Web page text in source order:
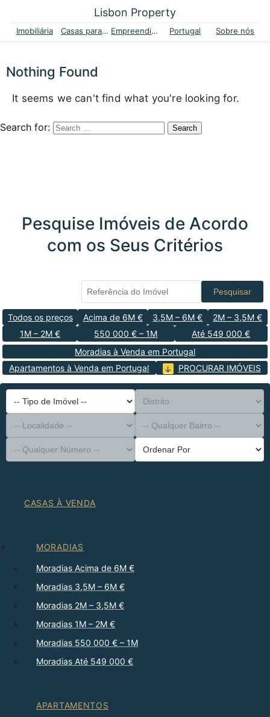
Lisbon Property
Imobiliária Casas para venda Empreendimentos Portugal Sobre nós
Nothing Found
It seems we can't find what you're looking for.
Search for:
Pesquise Imóveis de Acordo
com os Seus Critérios
Pesquisar
Todos os preços Acima de 6M € 3,5M – 6M €
2M – 3,5M €
1M – 2M €
550 000 € – 1M
Até 549 000 €
Moradias à Venda em Portugal
Apartamentos à Venda em Portugal
PROCURAR IMÓVEIS
-- Tipo de Imóvel --
Distrito
-- Localidade --
-- Qualquer Bairro --
-- Qualquer Número --
Ordenar Por
CASAS À VENDA
MORADIAS
Moradias Acima de 6M €
Moradias 3,5M – 6M €
Moradias 2M – 3,5M €
Moradias 1M – 2M €
Moradias 550 000 € – 1M
Moradias Até 549 000 €
APARTAMENTOS